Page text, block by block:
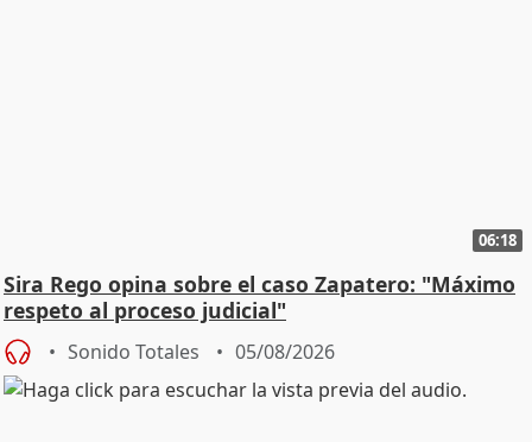
06:18
Sira Rego opina sobre el caso Zapatero: "Máximo
respeto al proceso judicial"
Sonido Totales 05/08/2026